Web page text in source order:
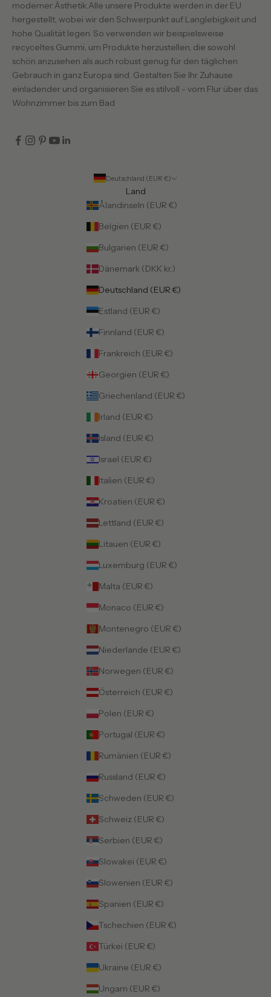
moderner Ästhetik.Alle unsere Produkte werden in der EU
hergestellt, wobei wir den Schwerpunkt auf Langlebigkeit und
hohe Qualität legen. So verwenden wir beispielsweise
recyceltes Gummi, um Produkte herzustellen, die sowohl
schön anzusehen als auch robust genug für den täglichen
Gebrauch in ganz Europa sind. Gestalten Sie Ihr Zuhause
einladender und organisieren Sie es stilvoll - vom Flur über das
Wohnzimmer bis zum Bad
Deutschland (EUR €)
Land
Ålandinseln (EUR €)
Belgien (EUR €)
Bulgarien (EUR €)
Dänemark (DKK kr.)
Deutschland (EUR €)
Estland (EUR €)
Finnland (EUR €)
Frankreich (EUR €)
Georgien (EUR €)
Griechenland (EUR €)
Irland (EUR €)
Island (EUR €)
Israel (EUR €)
Italien (EUR €)
Kroatien (EUR €)
Lettland (EUR €)
Litauen (EUR €)
Luxemburg (EUR €)
Malta (EUR €)
Monaco (EUR €)
Montenegro (EUR €)
Niederlande (EUR €)
Norwegen (EUR €)
Österreich (EUR €)
Polen (EUR €)
Portugal (EUR €)
Rumänien (EUR €)
Russland (EUR €)
Schweden (EUR €)
Schweiz (EUR €)
Serbien (EUR €)
Slowakei (EUR €)
Slowenien (EUR €)
Spanien (EUR €)
Tschechien (EUR €)
Türkei (EUR €)
Ukraine (EUR €)
Ungarn (EUR €)